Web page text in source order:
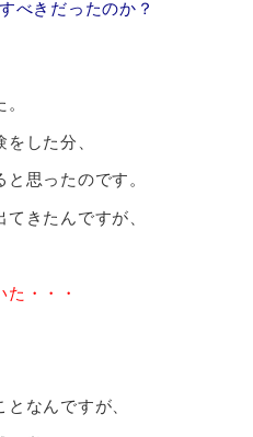
べきだったのか？
した分、
思ったのです。
きたんですが、
・・・
なんですが、